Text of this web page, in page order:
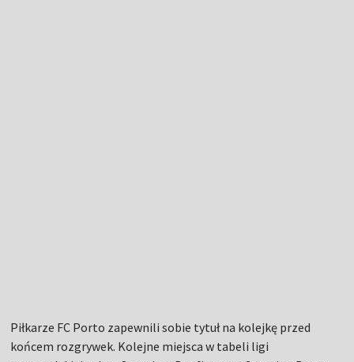
Piłkarze FC Porto zapewnili sobie tytuł na kolejkę przed
końcem rozgrywek. Kolejne miejsca w tabeli ligi